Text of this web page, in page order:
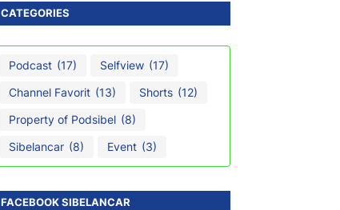
CATEGORIES
Podcast (17) Selfview (17)
Channel Favorit (13) Shorts (12)
Property of Podsibel (8)
Sibelancar (8) Event (3)
FACEBOOK SIBELANCAR